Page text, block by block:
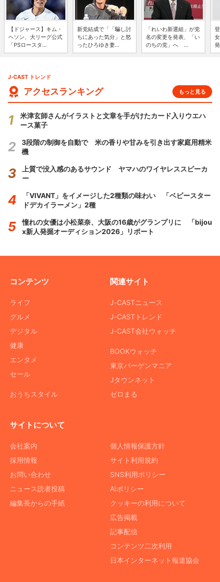
【ドジャース】キム・
ヘソン、大リーグ公式
「PSロースタ...
新党結成で「「騙し討
ちにあった気分」と怒
ったひろゆき妻...
「れいわ新選組」が党
名の変更を発表、「い
のちの党」へ ...
J-CAST トレンド
アクセスランキング もっと見る
米津玄師さんがイラストと文章を手がけたカード入りウエハ
ース菓子
3段階の制御を自動で 米の香りや甘みを引き出す家庭用精米
機
上質で没入感のあるサウンド ヤマハのワイヤレススピーカ
ー
「VIVANT」をイメージした2種類の味わい 「ベビースター
ドデカイラーメン」2種
憧れの女優は小松菜奈、大阪の16歳がグランプリに 「bijou
x新人発掘オーディション2026」リポート
コンテンツ
ライフ
グルメ
デジタル
健康
エンタメ
セール
おうちスタイル
関連サイト
J-CASTニュース
J-CASTトレンド
J-CAST会社ウォッチ
BOOKウォッチ
東京バーゲンマニア
Jタウンネット
ゼロまる
サイトについて
会社案内
採用情報
お問い合わせ
ニュース読者投稿
編集長からの手紙
個人情報保護方針
サイト利用規約
SNS利用ポリシー
AIポリシー
クッキーの利用について
広告掲載
記事配信
コンテンツ二次利用
日本インターネット報道協会